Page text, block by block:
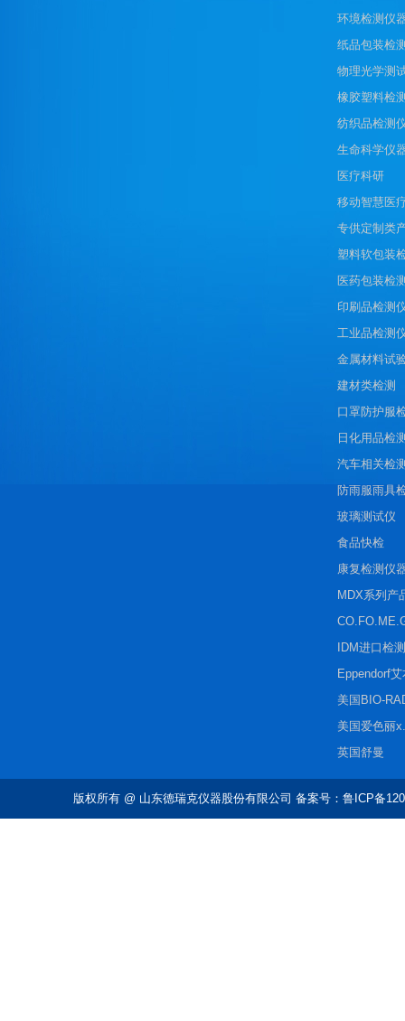
环境检测仪
纸品包装检
物理光学测
橡胶塑料检
纺织品检测
生命科学仪
医疗科研
移动智慧医
专供定制类
塑料软包装
医药包装检
印刷品检测
工业品检测
金属材料试
建材类检测
口罩防护服
日化用品检
汽车相关检
防雨服雨具
玻璃测试仪
食品快检
康复检测仪
MDX系列产
IDM进口检
Eppendorf
美国BIO-
美国爱色丽
英国舒曼
版权所有 @ 山东德瑞克仪器股份有限公司 备案号：鲁ICP备